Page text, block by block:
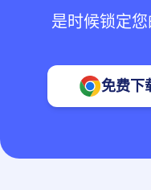
是时候锁定您
免费